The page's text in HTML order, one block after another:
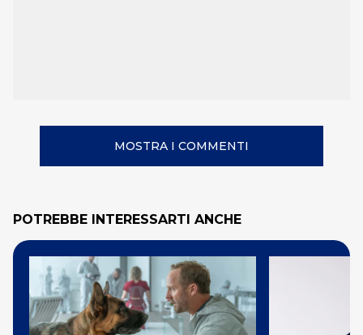
MOSTRA I COMMENTI
POTREBBE INTERESSARTI ANCHE